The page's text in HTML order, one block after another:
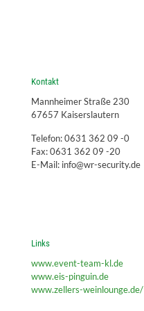
Kontakt
Mannheimer Straße 230
67657 Kaiserslautern
Telefon: 0631 362 09 -0
Fax: 0631 362 09 -20
E-Mail: info@wr-security.de
Links
www.event-team-kl.de
www.eis-pinguin.de
www.zellers-weinlounge.de/